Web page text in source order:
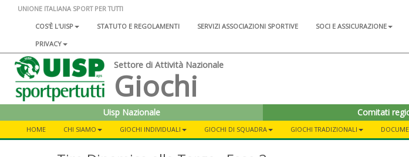
UNIONE ITALIANA SPORT PER TUTTI
COS'È L'UISP
STATUTO E REGOLAMENTI SERVIZI ASSOCIAZIONI SPORTIVE SOCI E ASSICURAZIONE
PRIVACY
Settore di Attività Nazionale
Giochi
Uisp Nazionale Comitati
HOME CHI SIAMO GIOCHI INDIVIDUALI GIOCHI DI SQUADRA GIOCHI TRADIZIONALI